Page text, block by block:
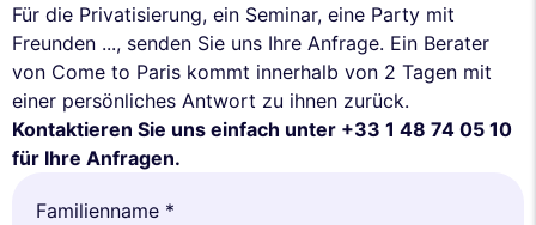
Für die Privatisierung, ein Seminar, eine Party mit
Freunden ..., senden Sie uns Ihre Anfrage. Ein Berater
von Come to Paris kommt innerhalb von 2 Tagen mit
einer persönliches Antwort zu ihnen zurück.
Kontaktieren Sie uns einfach unter +33 1 48 74 05 10
für Ihre Anfragen.
Familienname *